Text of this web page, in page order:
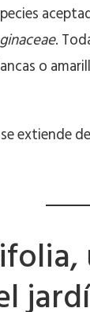
.
o
extiende